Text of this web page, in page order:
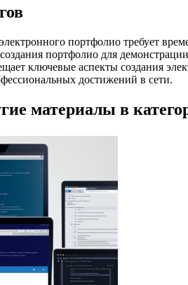
портфолио требует
портфолио для
ключевые аспекты создания
достижений в сети.
материалы в